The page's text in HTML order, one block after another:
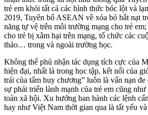
trẻ em khỏi tất cả các hình thức bóc lột và
2019, Tuyên bố ASEAN về xóa bỏ bắt nạt
năng tự vệ trên môi trường mạng cho trẻ
cho trẻ bị xâm hại trên mạng, tổ chức các
thảo… trong và ngoài trường học.
Không thể phủ nhận tác dụng tích cực của
hiện đại, nhất là trong học tập, kết nối của
trái của tấm huy chương” luôn là vấn nạn
sự phát triển lành mạnh của trẻ em cũng
toàn xã hội. Xu hướng ban hành các lệnh
hay như Việt Nam thời gian qua là tất yếu và